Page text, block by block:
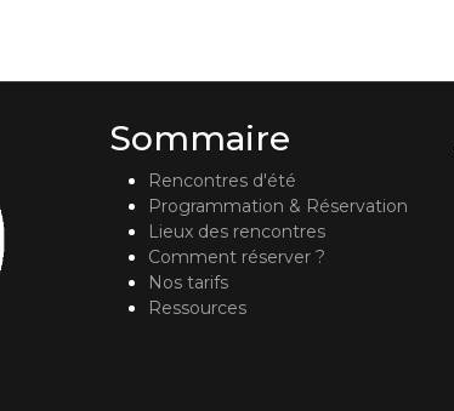
Sommaire
Rencontres d'été
Programmation & Réservation
Lieux des rencontres
Comment réserver ?
Nos tarifs
Ressources